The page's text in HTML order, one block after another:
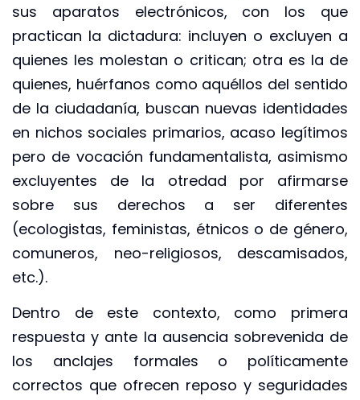
sus aparatos electrónicos, con los que
practican la dictadura: incluyen o excluyen a
quienes les molestan o critican; otra es la de
quienes, huérfanos como aquéllos del sentido
de la ciudadanía, buscan nuevas identidades
en nichos sociales primarios, acaso legítimos
pero de vocación fundamentalista, asimismo
excluyentes de la otredad por afirmarse
sobre sus derechos a ser diferentes
(ecologistas, feministas, étnicos o de género,
comuneros, neo-religiosos, descamisados,
etc.).
Dentro de este contexto, como primera
respuesta y ante la ausencia sobrevenida de
los anclajes formales o políticamente
correctos que ofrecen reposo y seguridades